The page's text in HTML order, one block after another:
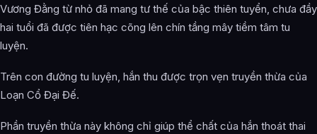
Vương Đằng từ nhỏ đã mang tư thế của bậc thiên tuyển, chưa đầy
hai tuổi đã được tiên hạc cõng lên chín tầng mây tiềm tâm tu
luyện.
Trên con đường tu luyện, hắn thu được trọn vẹn truyền thừa của
Loạn Cổ Đại Đế.
Phần truyền thừa này không chỉ giúp thể chất của hắn thoát thai